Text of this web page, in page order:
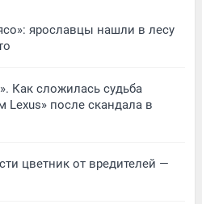
ярославцы нашли в лесу
Как сложилась судьба
Lexus» после скандала в
цветник от вредителей —